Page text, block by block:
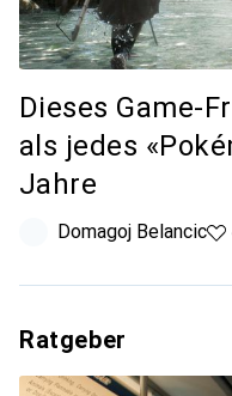
Dieses Game-
als jedes
Jahre
Domagoj Belancic
Ratgeber